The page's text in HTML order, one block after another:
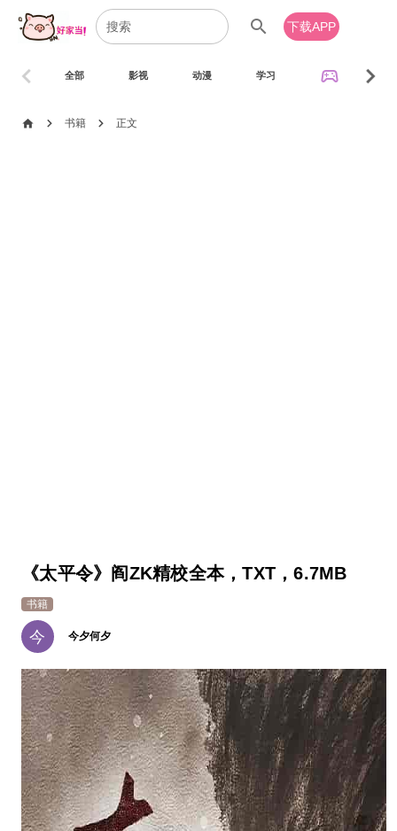
search 下载APP
全部 影视 动漫 学习 sports_esports
chevron_left chevron_right
home chevron_right 书籍 chevron_right 正文
《太平令》阎ZK精校全本，TXT，6.7MB
书籍
今 今夕何夕